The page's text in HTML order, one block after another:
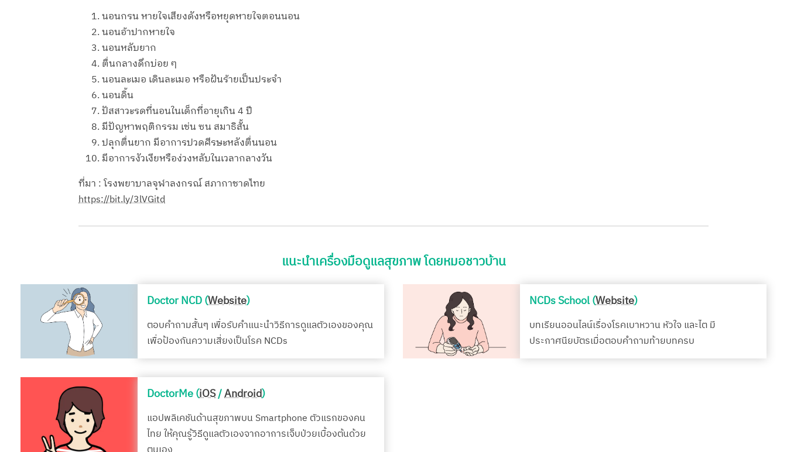
นอนกรน หายใจเสียงดังหรือหยุดหายใจตอนนอน
นอนอ้าปากหายใจ
นอนหลับยาก
ตื่นกลางดึกบ่อย ๆ
นอนละเมอ เดินละเมอ หรือฝันร้ายเป็นประจำ
นอนดิ้น
ปัสสาวะรดที่นอนในเด็กที่อายุเกิน 4 ปี
มีปัญหาพฤติกรรม เช่น ซน สมาธิสั้น
ปลุกตื่นยาก มีอาการปวดศีรษะหลังตื่นนอน
มีอาการงัวเงียหรือง่วงหลับในเวลากลางวัน
ที่มา : โรงพยาบาลจุฬาลงกรณ์ สภากาชาดไทย
https://bit.ly/3lVGitd
แนะนำเครื่องมือดูแลสุขภาพ โดยหมอชาวบ้าน
Doctor NCD (Website)
ตอบคำถามสั้นๆ เพื่อรับคำแนะนำวิธีการดูแลตัวเองของคุณ
เพื่อป้องกันความเสี่ยงเป็นโรค NCDs
NCDs School (Website)
บทเรียนออนไลน์เรื่องโรคเบาหวาน หัวใจ และไต มี
ประกาศนียบัตรเมื่อตอบคำถามท้ายบทครบ
DoctorMe (iOS/Android)
แอปพลิเคชันด้านสุขภาพบน Smartphone ตัวแรกของคน
ไทย ให้คุณรู้วิธีดูแลตัวเองจากอาการเจ็บป่วยเบื้องต้นด้วย